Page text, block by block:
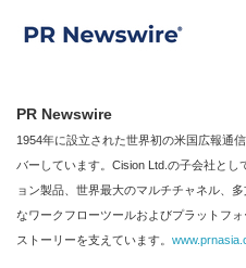
PR Newswire
1954年に設立された世界初の米国広報通
バーしています。Cision Ltd.の子会社と
ョン製品、世界最大のマルチチャネル、
なワークフローツールおよびプラットフ
ストーリーを支えています。